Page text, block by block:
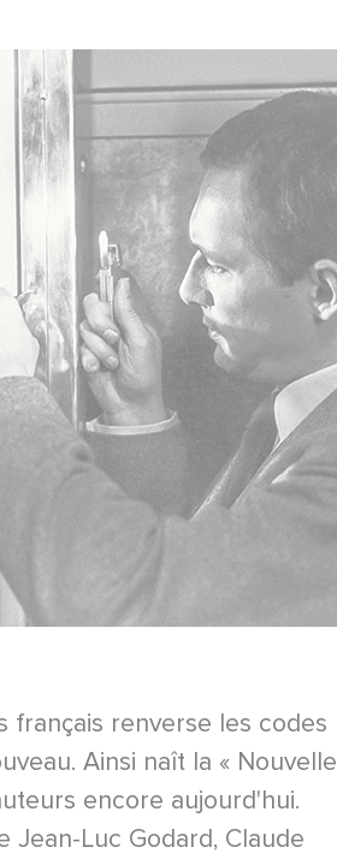
français renverse les codes
Ainsi naît la « Nouvelle
encore aujourd'hui.
Luc Godard, Claude